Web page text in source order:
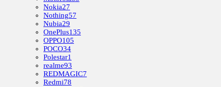
Nokia27
Nothing57
Nubia29
OnePlus135
OPPO105
POCO34
Polestar1
realme93
REDMAGIC7
Redmi78